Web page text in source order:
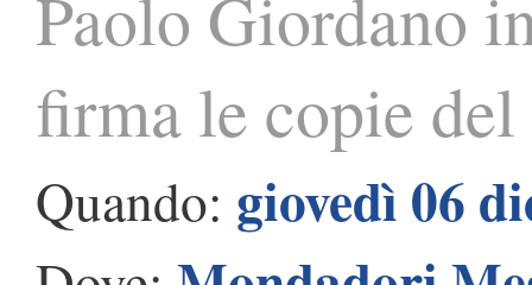
Paolo Giordano
firma le copie
Quando: giovedì 06